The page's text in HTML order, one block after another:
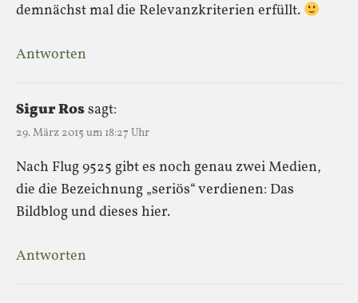
demnächst mal die Relevanzkriterien erfüllt.
Antworten
Sigur Rossagt:
29. März 2015 um 18:27 Uhr
Nach Flug 9525 gibt es noch genau zwei Medien,
die die Bezeichnung „seriös“ verdienen: Das
Bildblog und dieses hier.
Antworten